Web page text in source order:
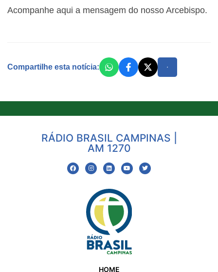
Acompanhe aqui a mensagem do nosso Arcebispo.
Compartilhe esta notícia:
RÁDIO BRASIL CAMPINAS |
AM 1270
HOME